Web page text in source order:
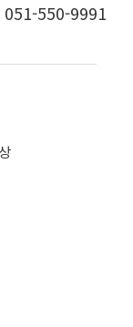
051-550-9991